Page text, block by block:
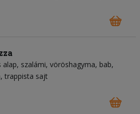
alap szalámi vöröshagyma bab
trappista sajt